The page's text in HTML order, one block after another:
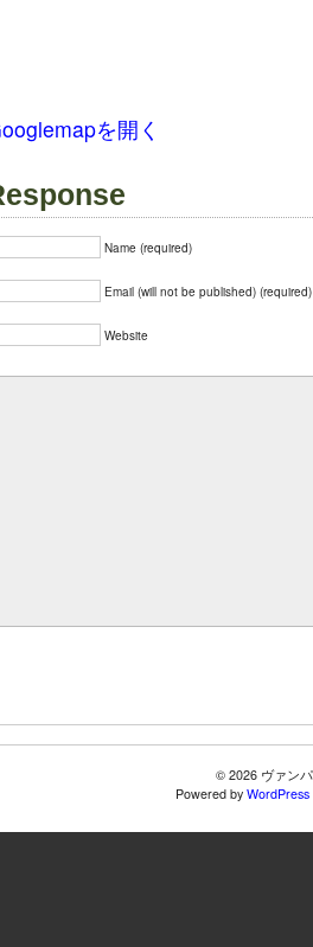
を開く
Name (required)
Email (will not be published) (required)
Website
© 2026 ヴァン
Powered by WordPress